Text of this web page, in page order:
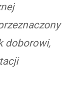
doborowi,